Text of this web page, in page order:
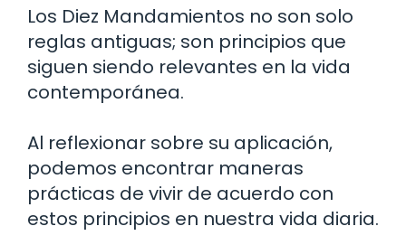
Los Diez Mandamientos no son solo
reglas antiguas; son principios que
siguen siendo relevantes en la vida
contemporánea.
Al reflexionar sobre su aplicación,
podemos encontrar maneras
prácticas de vivir de acuerdo con
estos principios en nuestra vida diaria.